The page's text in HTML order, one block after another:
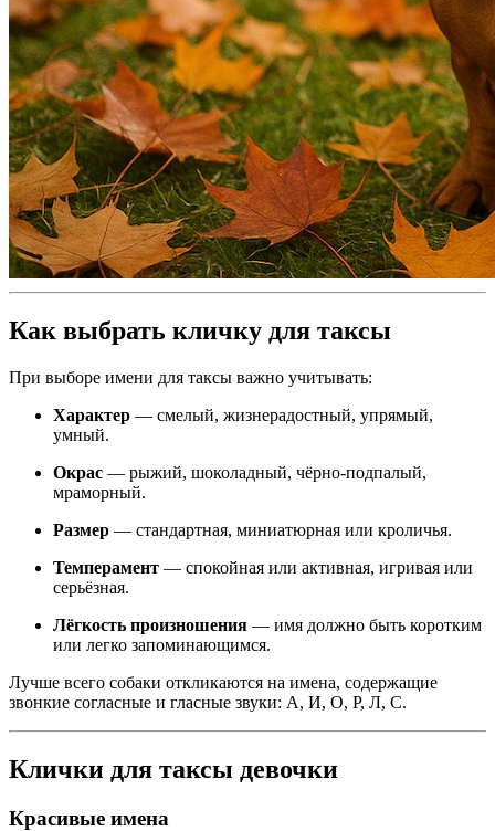
Как выбрать кличку для таксы
При выборе имени для таксы важно учитывать:
Характер — смелый, жизнерадостный, упрямый,
умный.
Окрас — рыжий, шоколадный, чёрно-подпалый,
мраморный.
Размер — стандартная, миниатюрная или кроличья.
Темперамент — спокойная или активная, игривая или
серьёзная.
Лёгкость произношения — имя должно быть коротким
или легко запоминающимся.
Лучше всего собаки откликаются на имена, содержащие
звонкие согласные и гласные звуки: А, И, О, Р, Л, С.
Клички для таксы девочки
Красивые имена